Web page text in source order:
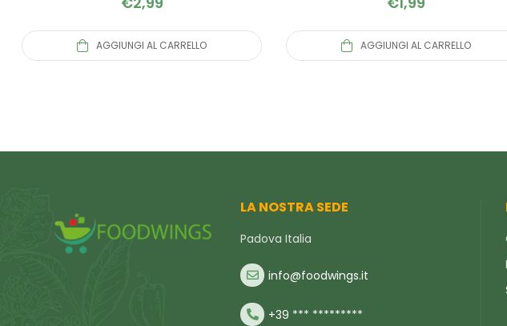
AGGIUNGI AL CARRELLO AGGIUNGI AL CARRELLO
LA NOSTRA SEDE
Padova Italia
info@foodwings.it
+39 *** *********